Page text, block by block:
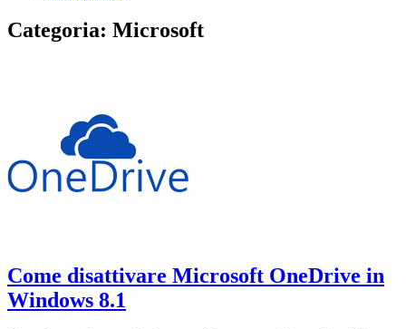
Categoria: Microsoft
Come disattivare Microsoft OneDrive in
Windows 8.1